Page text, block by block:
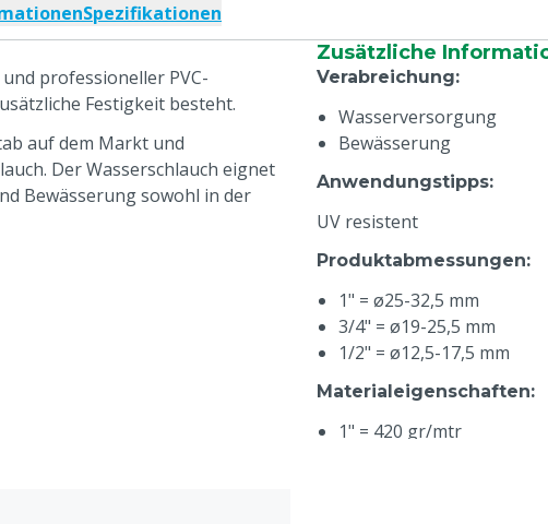
Spezifikationen
professioneller PVC-
Festigkeit besteht.
auf dem Markt und
Der Wasserschlauch eignet
Bewässerung sowohl in der
Zusätzliche
Verabreichung:
Wasserversorgung
Bewässerung
Anwendungstipps:
UV resistent
Produktabmessungen:
1" = ø25-32,5 mm
3/4" = ø19-25,5 mm
1/2" = ø12,5-17,5 mm
Materialeigenschaften:
1" = 420 gr/mtr